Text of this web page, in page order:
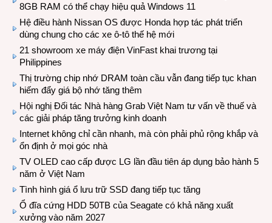
8GB RAM có thể chạy hiệu quả Windows 11
Hệ điều hành Nissan OS được Honda hợp tác phát triển
dùng chung cho các xe ô-tô thế hệ mới
21 showroom xe máy điện VinFast khai trương tại
Philippines
Thị trường chip nhớ DRAM toàn cầu vẫn đang tiếp tục khan
hiếm đẩy giá bộ nhớ tăng thêm
Hội nghị Đối tác Nhà hàng Grab Việt Nam tư vấn về thuế và
các giải pháp tăng trưởng kinh doanh
Internet không chỉ cần nhanh, mà còn phải phủ rộng khắp và
ổn định ở mọi góc nhà
TV OLED cao cấp được LG lần đầu tiên áp dụng bảo hành 5
năm ở Việt Nam
Tình hình giá ổ lưu trữ SSD đang tiếp tục tăng
Ổ đĩa cứng HDD 50TB của Seagate có khả năng xuất
xưởng vào năm 2027